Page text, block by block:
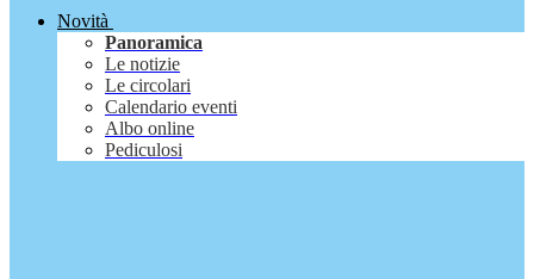
Novità
Panoramica
Le notizie
Le circolari
Calendario eventi
Albo online
Pediculosi